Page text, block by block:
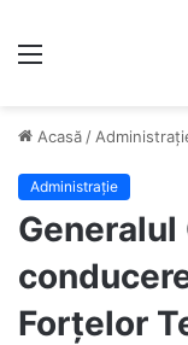
Acasă /
Administrație
Generalul
Forţelor